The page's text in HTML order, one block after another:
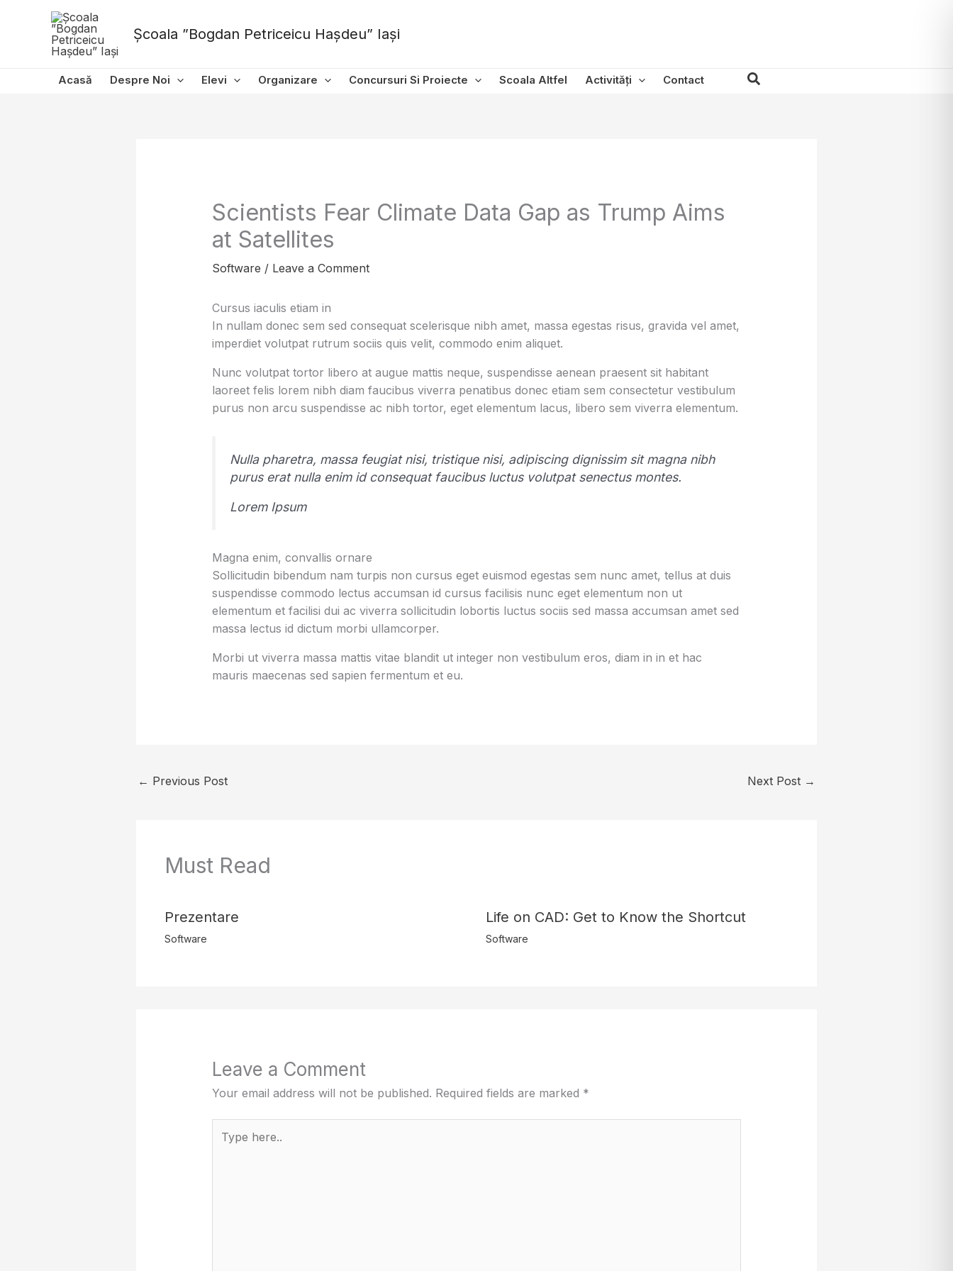
Școala ”Bogdan Petriceicu Hașdeu” Iași
Acasă Despre Noi Elevi Organizare Concursuri Si Proiecte Scoala Altfel Activități Contact Search
Scientists Fear Climate Data Gap as Trump Aims
at Satellites
Software / Leave a Comment
Cursus iaculis etiam in
In nullam donec sem sed consequat scelerisque nibh amet, massa egestas risus, gravida vel amet,
imperdiet volutpat rutrum sociis quis velit, commodo enim aliquet.
Nunc volutpat tortor libero at augue mattis neque, suspendisse aenean praesent sit habitant
laoreet felis lorem nibh diam faucibus viverra penatibus donec etiam sem consectetur vestibulum
purus non arcu suspendisse ac nibh tortor, eget elementum lacus, libero sem viverra elementum.
Nulla pharetra, massa feugiat nisi, tristique nisi, adipiscing dignissim sit magna nibh
purus erat nulla enim id consequat faucibus luctus volutpat senectus montes.
Lorem Ipsum
Magna enim, convallis ornare
Sollicitudin bibendum nam turpis non cursus eget euismod egestas sem nunc amet, tellus at duis
suspendisse commodo lectus accumsan id cursus facilisis nunc eget elementum non ut
elementum et facilisi dui ac viverra sollicitudin lobortis luctus sociis sed massa accumsan amet sed
massa lectus id dictum morbi ullamcorper.
Morbi ut viverra massa mattis vitae blandit ut integer non vestibulum eros, diam in in et hac
mauris maecenas sed sapien fermentum et eu.
← Previous Post Next Post →
Must Read
Prezentare
Software
Life on CAD: Get to Know the Shortcut
Software
Leave a Comment
Your email address will not be published. Required fields are marked *
here..